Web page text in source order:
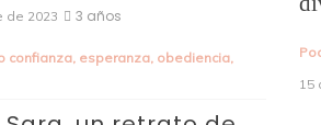
de 2023
3 años
confianza, esperanza, obediencia,
15